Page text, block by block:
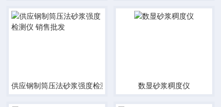
供应钢制筒压法砂浆强度检测仪 销售批发数显砂浆稠度仪